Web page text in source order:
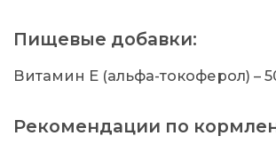
Пищевые добавки:
Витамин Е (альфа-токоферол) –
Рекомендации по